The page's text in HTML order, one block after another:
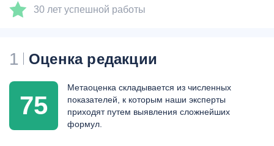
30 лет успешной работы
1 Оценка редакции
75
Метаоценка складывается из численных
показателей, к которым наши эксперты
приходят путем выявления сложнейших
формул.